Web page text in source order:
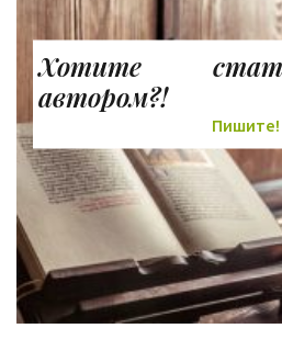
Хотите
автором?!
Пишите!